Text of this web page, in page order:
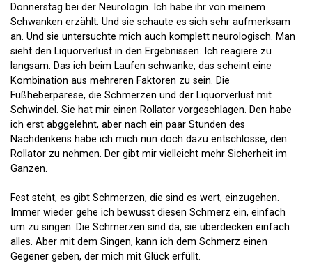
Donnerstag bei der Neurologin. Ich habe ihr von meinem
Schwanken erzählt. Und sie schaute es sich sehr aufmerksam
an. Und sie untersuchte mich auch komplett neurologisch. Man
sieht den Liquorverlust in den Ergebnissen. Ich reagiere zu
langsam. Das ich beim Laufen schwanke, das scheint eine
Kombination aus mehreren Faktoren zu sein. Die
Fußheberparese, die Schmerzen und der Liquorverlust mit
Schwindel. Sie hat mir einen Rollator vorgeschlagen. Den habe
ich erst abggelehnt, aber nach ein paar Stunden des
Nachdenkens habe ich mich nun doch dazu entschlosse, den
Rollator zu nehmen. Der gibt mir vielleicht mehr Sicherheit im
Ganzen.
Fest steht, es gibt Schmerzen, die sind es wert, einzugehen.
Immer wieder gehe ich bewusst diesen Schmerz ein, einfach
um zu singen. Die Schmerzen sind da, sie überdecken einfach
alles. Aber mit dem Singen, kann ich dem Schmerz einen
Gegener geben, der mich mit Glück erfüllt.